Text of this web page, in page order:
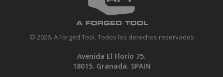
© 2026. A Forged Tool. Todos los derechos reservados
Avenida El Florío 75.
18015. Granada. SPAIN